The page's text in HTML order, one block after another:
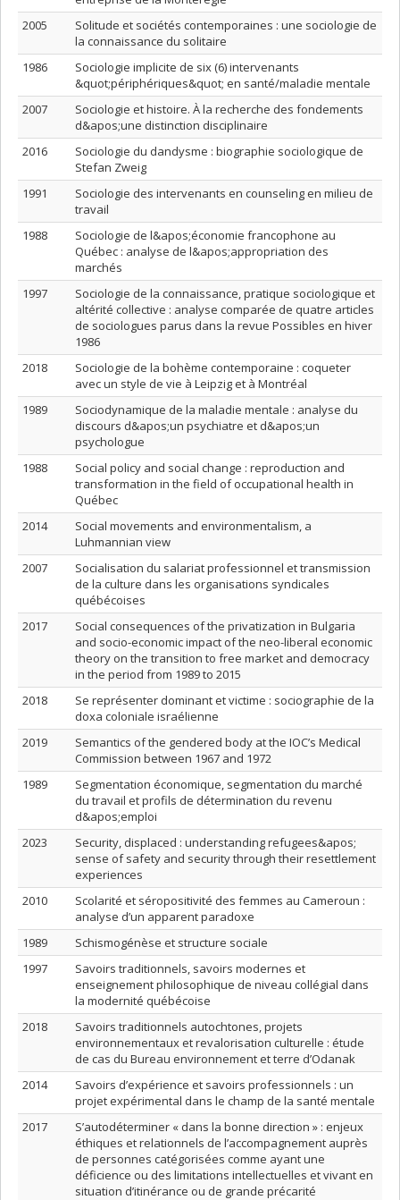
2005
Solitude et sociétés contemporaines : une sociologie de
la connaissance du solitaire
1986
Sociologie implicite de six (6) intervenants
&quot;périphériques&quot; en santé/maladie mentale
2007
Sociologie et histoire. À la recherche des fondements
d&apos;une distinction disciplinaire
2016
Sociologie du dandysme : biographie sociologique de
Stefan Zweig
1991
Sociologie des intervenants en counseling en milieu de
travail
1988
Sociologie de l&apos;économie francophone au
Québec : analyse de l&apos;appropriation des
marchés
1997
Sociologie de la connaissance, pratique sociologique et
altérité collective : analyse comparée de quatre articles
de sociologues parus dans la revue Possibles en hiver
1986
2018
Sociologie de la bohème contemporaine : coqueter
avec un style de vie à Leipzig et à Montréal
1989
Sociodynamique de la maladie mentale : analyse du
discours d&apos;un psychiatre et d&apos;un
psychologue
1988
Social policy and social change : reproduction and
transformation in the field of occupational health in
Québec
2014
Social movements and environmentalism, a
Luhmannian view
2007
Socialisation du salariat professionnel et transmission
de la culture dans les organisations syndicales
québécoises
2017
Social consequences of the privatization in Bulgaria
and socio-economic impact of the neo-liberal economic
theory on the transition to free market and democracy
in the period from 1989 to 2015
2018
Se représenter dominant et victime : sociographie de la
doxa coloniale israélienne
2019
Semantics of the gendered body at the IOC’s Medical
Commission between 1967 and 1972
1989
Segmentation économique, segmentation du marché
du travail et profils de détermination du revenu
d&apos;emploi
2023
Security, displaced : understanding refugees&apos;
sense of safety and security through their resettlement
experiences
2010
Scolarité et séropositivité des femmes au Cameroun :
analyse d’un apparent paradoxe
1989
Schismogénèse et structure sociale
1997
Savoirs traditionnels, savoirs modernes et
enseignement philosophique de niveau collégial dans
la modernité québécoise
2018
Savoirs traditionnels autochtones, projets
environnementaux et revalorisation culturelle : étude
de cas du Bureau environnement et terre d’Odanak
2014
Savoirs d’expérience et savoirs professionnels : un
projet expérimental dans le champ de la santé mentale
2017
S’autodéterminer « dans la bonne direction » : enjeux
éthiques et relationnels de l’accompagnement auprès
de personnes catégorisées comme ayant une
déficience ou des limitations intellectuelles et vivant en
situation d’itinérance ou de grande précarité